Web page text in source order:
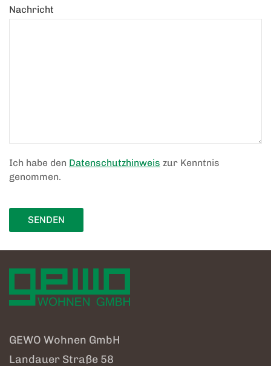
Nachricht
Ich habe den Datenschutzhinweis zur Kenntnis
genommen.
SENDEN
GEWO Wohnen GmbH
Landauer Straße 58